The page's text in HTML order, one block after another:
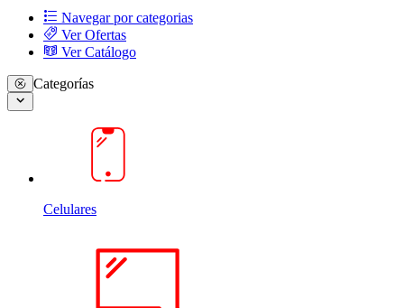
Navegar por categorias
Ver Ofertas
Ver Catálogo
Categorías
Celulares